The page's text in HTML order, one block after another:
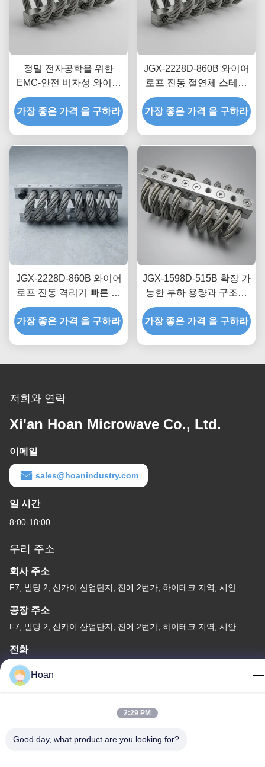
정밀 전자공학을 위한
EMC-안전 비자성 와이어
로프 절연체 JGX-2228D-
665B 과도 충격 분산 마운
트
가장 좋은 가격 을 구하라
JGX-2228D-860B 와이어
로프 진동 절연체 스테인
리스 스틸 긴 수명 산업용
충격 흡수 장치
가장 좋은 가격 을 구하라
JGX-2228D-860B 와이어
로프 진동 격리기 빠른 프
로토타입 제작 빠른 조립
사용자 정의 가능한 충격
마운트
가장 좋은 가격 을 구하라
JGX-1598D-515B 확장 가
능한 부하 용량과 구조적
소음 차단을 제공하는 와
이어 로프 진동 절연체
가장 좋은 가격 을 구하라
저희와 연락
Xi'an Hoan Microwave Co., Ltd.
이메일
sales@hoanindustry.com
일 시간
8:00-18:00
우리 주소
회사 주소
F7, 빌딩 2, 신카이 산업단지, 진에 2번가, 하이테크 지역, 시안
공장 주소
F7, 빌딩 2, 신카이 산업단지, 진에 2번가, 하이테크 지역, 시안
전화
86--18740357801
중국 좋은 품질 와이어 로프 제진기 공급자. 저작권 2024-2026
Hoan
2:29 PM
Good day, what product are you looking for?